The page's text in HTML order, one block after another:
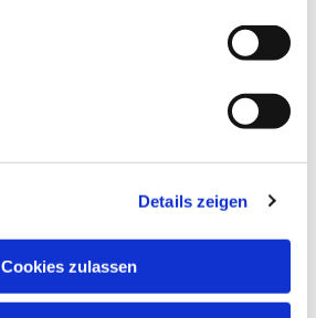
Details zeigen
Cookies zulassen